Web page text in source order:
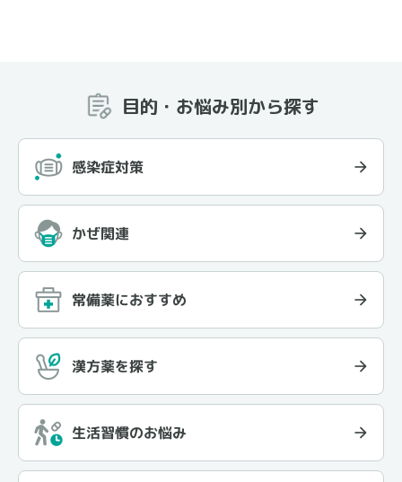
目的・お悩み別から探す
感染症対策
かぜ関連
常備薬におすすめ
漢方薬を探す
生活習慣のお悩み